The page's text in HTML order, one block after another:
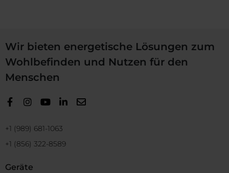
Wir bieten energetische Lösungen zum
Wohlbefinden und Nutzen für den
Menschen
+1 (989) 681-1063
+1 (856) 322-8589
Geräte